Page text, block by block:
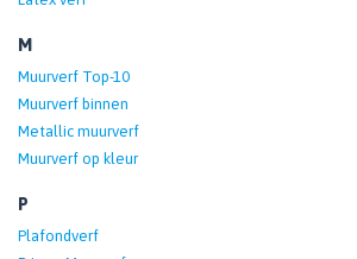
M
Muurverf Top-10
Muurverf binnen
Metallic muurverf
Muurverf op kleur
P
Plafondverf